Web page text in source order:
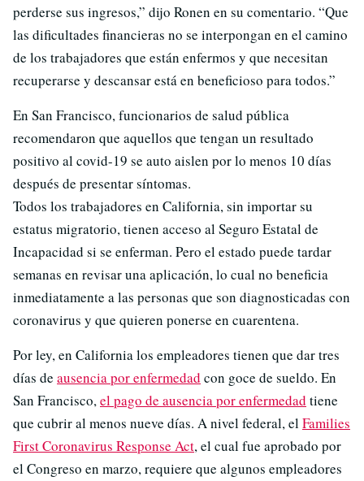
perderse sus ingresos,” dijo Ronen en su comentario. “Que
las dificultades financieras no se interpongan en el camino
de los trabajadores que están enfermos y que necesitan
recuperarse y descansar está en beneficioso para todos.”
En San Francisco, funcionarios de salud pública
recomendaron que aquellos que tengan un resultado
positivo al covid-19 se auto aislen por lo menos 10 días
después de presentar síntomas.
Todos los trabajadores en California, sin importar su
estatus migratorio, tienen acceso al Seguro Estatal de
Incapacidad si se enferman. Pero el estado puede tardar
semanas en revisar una aplicación, lo cual no beneficia
inmediatamente a las personas que son diagnosticadas con
coronavirus y que quieren ponerse en cuarentena.
Por ley, en California los empleadores tienen que dar tres
días de ausencia por enfermedad con goce de sueldo. En
San Francisco,el pago de ausencia por enfermedad tiene
que cubrir al menos nueve días. A nivel federal, elFamilies
First Coronavirus Response Act, el cual fue aprobado por
el Congreso en marzo, requiere que algunos empleadores